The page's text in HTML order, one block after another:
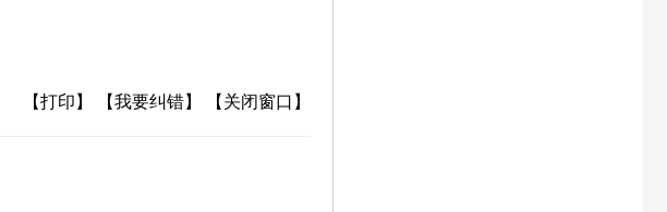
【打印】 【我要纠错】 【关闭窗口】